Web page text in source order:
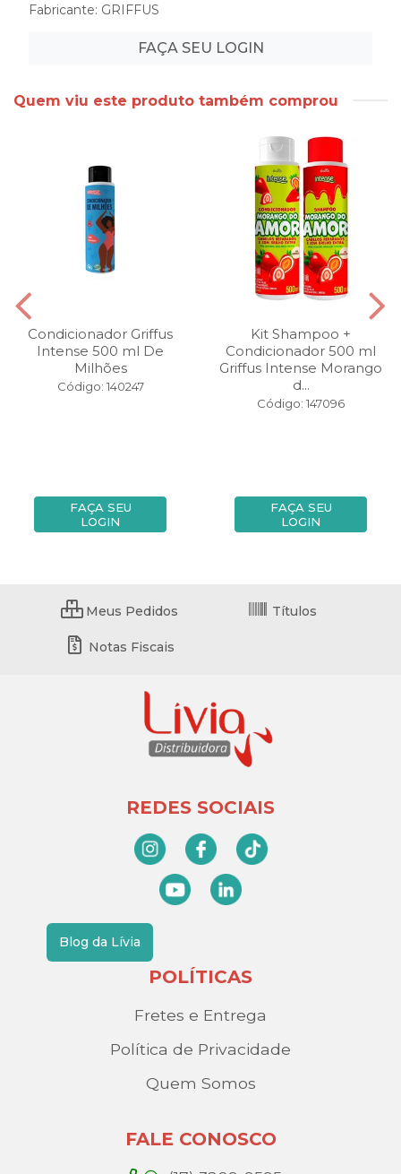
Fabricante: GRIFFUS
FAÇA SEU LOGIN
Quem viu este produto também comprou
Condicionador Griffus
Intense 500 ml De
Milhões
Código: 140247
FAÇA SEU
LOGIN
Kit Shampoo +
Condicionador 500 ml
Griffus Intense Morango
d...
Código: 147096
FAÇA SEU
LOGIN
Meus Pedidos Títulos
Notas Fiscais
REDES SOCIAIS
Blog da Lívia
POLÍTICAS
Fretes e Entrega
Política de Privacidade
Quem Somos
FALE CONOSCO